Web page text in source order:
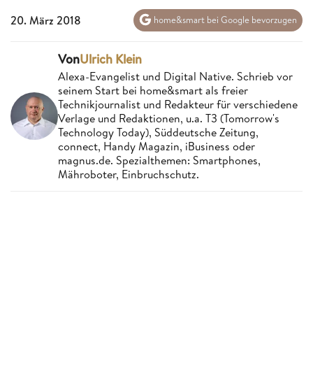
20. März 2018 home&smart bei Google bevorzugen
VonUlrich Klein
Alexa-Evangelist und Digital Native. Schrieb vor
seinem Start bei home&smart als freier
Technikjournalist und Redakteur für verschiedene
Verlage und Redaktionen, u.a. T3 (Tomorrow's
Technology Today), Süddeutsche Zeitung,
connect, Handy Magazin, iBusiness oder
magnus.de. Spezialthemen: Smartphones,
Mähroboter, Einbruchschutz.